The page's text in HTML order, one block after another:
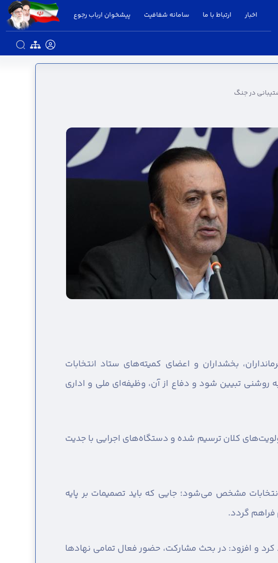
اخبار ارتباط با ما سامانه شفافیت پیشخوان ارباب رجوع
اصلی پشتیبانی در جنگ - استانداری قزوین
در جنگ
بخشداران و اعضای کمیته‌های ستاد انتخابات
روشنی تبیین شود و دفاع از آن، وظیفه‌ای ملی و اداری
کلان ترسیم شده و دستگاه‌های اجرایی با جدیت
مشخص می‌شود؛ جایی که باید تصمیمات بر پایه
فراهم گردد.
کرد و افزود: در بحث مشارکت، حضور فعال تمامی نهادها